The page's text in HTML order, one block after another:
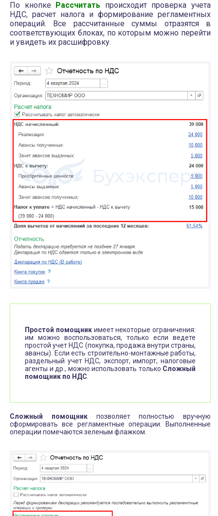
По кнопке Рассчитать происходит проверка учета
НДС, расчет налога и формирование регламентных
операций. Все рассчитанные суммы отразятся в
соответствующих блоках, по которым можно перейти
и увидеть их расшифровку.
Простой помощникимеет некоторые ограничения:
им можно воспользоваться, только если ведете
простой учет НДС (покупка, продажа внутри страны,
авансы). Если есть строительно-монтажные работы,
раздельный учет НДС, экспорт, импорт, налоговые
агенты и др., можно использовать только Сложный
помощник по НДС
Сложный помощникпозволяет полностью вручную
сформировать все регламентные операции. Выполненные
операции помечаются зеленым флажком.